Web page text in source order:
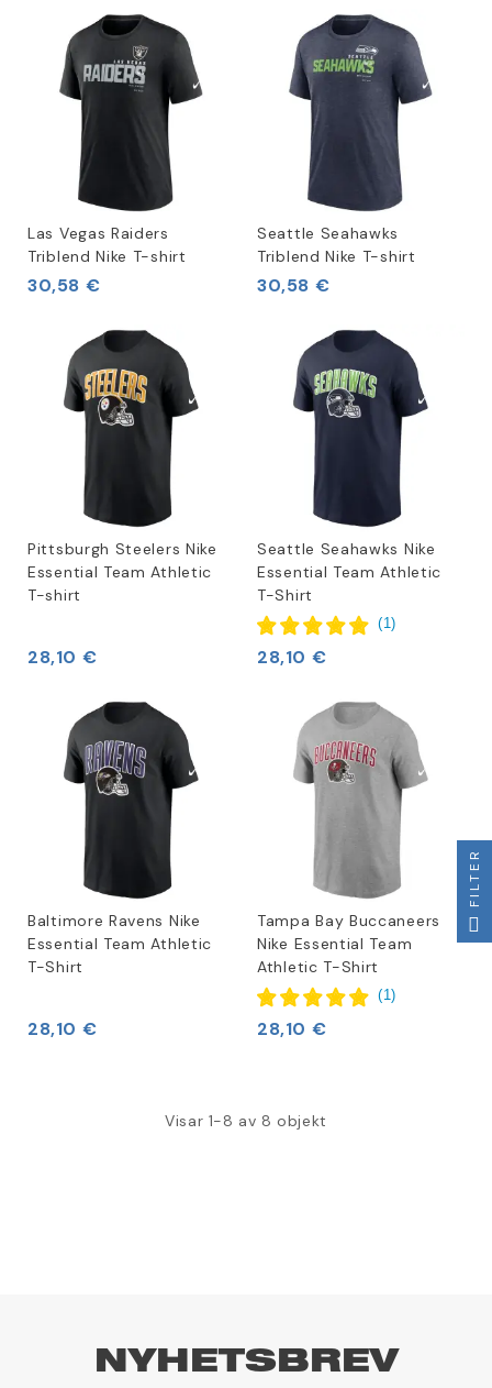
Las Vegas Raiders
Triblend Nike T-shirt
30,58 €
Seattle Seahawks
Triblend Nike T-shirt
30,58 €
Pittsburgh Steelers Nike
Essential Team Athletic
T-shirt
28,10 €
Seattle Seahawks Nike
Essential Team Athletic
T-Shirt
(1)
28,10 €
Baltimore Ravens Nike
Essential Team Athletic
T-Shirt
28,10 €
Tampa Bay Buccaneers
Nike Essential Team
Athletic T-Shirt
(1)
28,10 €
Visar 1-8 av 8 objekt
NYHETSBREV
FILTER